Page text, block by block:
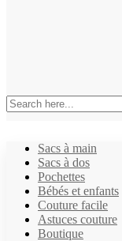
Sacs à main
Sacs à dos
Pochettes
Bébés et enfants
Couture facile
Astuces couture
Boutique